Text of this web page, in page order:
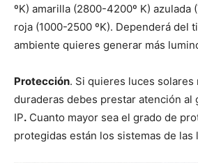
ºK) amarilla (2800-4200º K) azulada
roja (1000-2500 ºK). Dependerá del
ambiente quieres generar más
Protección. Si quieres luces
duraderas debes prestar atención al
IP. Cuanto mayor sea el grado de
protegidas están los sistemas de las